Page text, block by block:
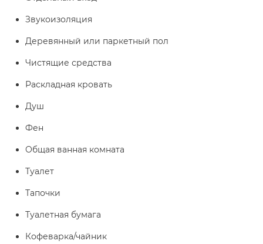
Звукоизоляция
Деревянный или паркетный пол
Чистящие средства
Раскладная кровать
Душ
Фен
Общая ванная комната
Туалет
Тапочки
Туалетная бумага
Кофеварка/чайник